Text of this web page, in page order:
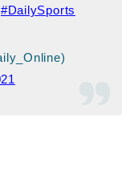
#DailySports